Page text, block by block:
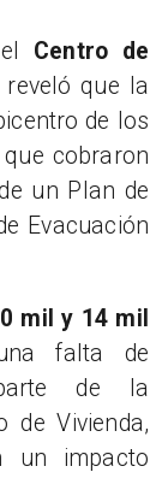
Centro de
reveló que la
de los
cobraron
un Plan de
Evacuación
mil y 14 mil
falta de
de la
de Vivienda,
un impacto